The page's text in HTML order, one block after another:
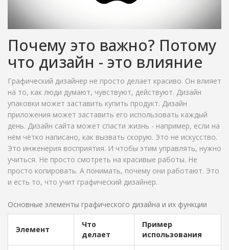
Почему это важно? Потому
что дизайн - это влияние
Графический дизайнер не просто делает красиво. Он влияет
на то, как люди думают, чувствуют, действуют. Дизайн
упаковки может заставить купить продукт. Дизайн
приложения может заставить его использовать каждый
день. Дизайн сайта может спасти жизнь - например, если на
нём чётко написано, как вызвать скорую. Это не искусство.
Это инженерия восприятия. И чтобы этим управлять, нужно
учиться. Не просто смотреть на красивые работы. Не
просто копировать. А понимать, почему они работают. Это
и есть то, что учит графический дизайнер.
Основные элементы графического дизайна и их функции
Элемент
Что
делает
Пример
использования